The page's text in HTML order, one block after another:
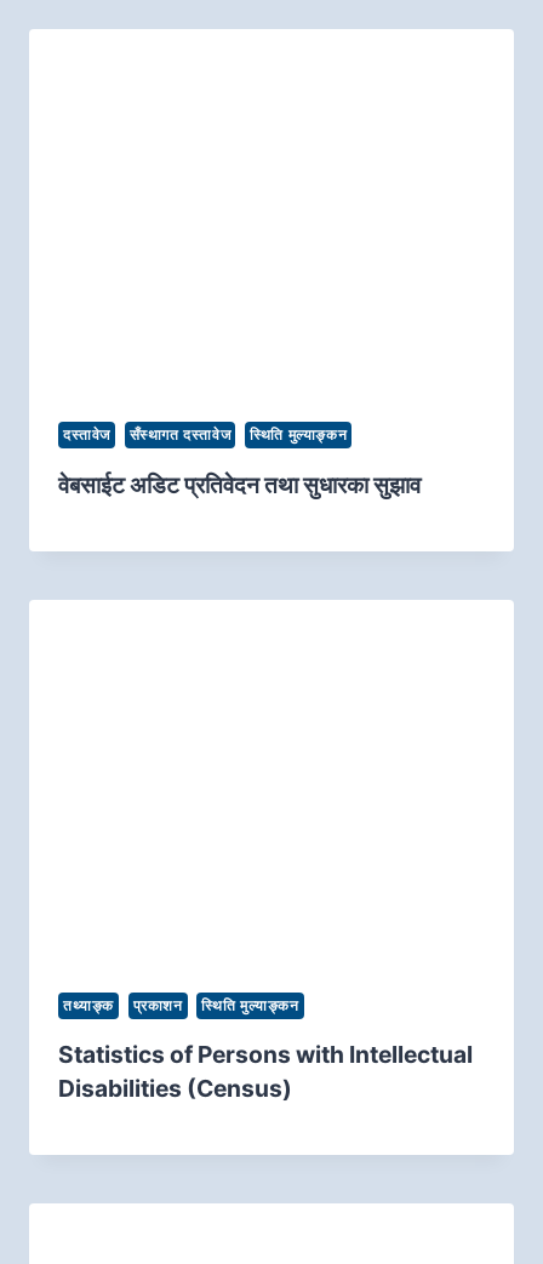
दस्तावेज सँस्थागत दस्तावेज स्थिति मुल्याङ्कन
वेबसाईट अडिट प्रतिवेदन तथा सुधारका सुझाव
तथ्याङ्क प्रकाशन स्थिति मुल्याङ्कन
Statistics of Persons with Intellectual
Disabilities (Census)